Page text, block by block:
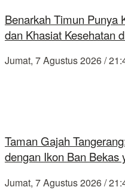
Benarkah Timun Punya
dan Khasiat Kesehatan
Jumat, 7 Agustus 2026 /
Taman Gajah
dengan Ikon Ban Bekas
Jumat, 7 Agustus 2026 /